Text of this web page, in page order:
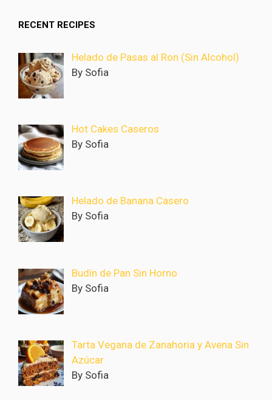
RECENT RECIPES
Helado de Pasas al Ron (Sin Alcohol)
By Sofia
Hot Cakes Caseros
By Sofia
Helado de Banana Casero
By Sofia
Budín de Pan Sin Horno
By Sofia
Tarta Vegana de Zanahoria y Avena Sin
Azúcar
By Sofia